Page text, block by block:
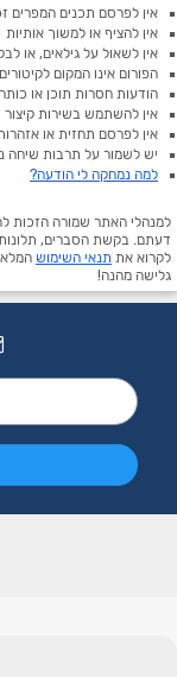
אין לפרסם תכנים המפרים
אין להציף או למשוך אותיות
אין לשאול על גילאים, או
הפורום אינו המקום
הודעות חסרות תוכן או
אין להשתמש בשירות קיצור
אין לפרסם תחזית או
יש לשמור על תרבות שיחה
למה נמחקה לי הודעה?
למנהלי האתר שמורה הזכות
דעתם. בקשת הסברים,
לקרוא את תנאי השימוש
גלישה מהנה!